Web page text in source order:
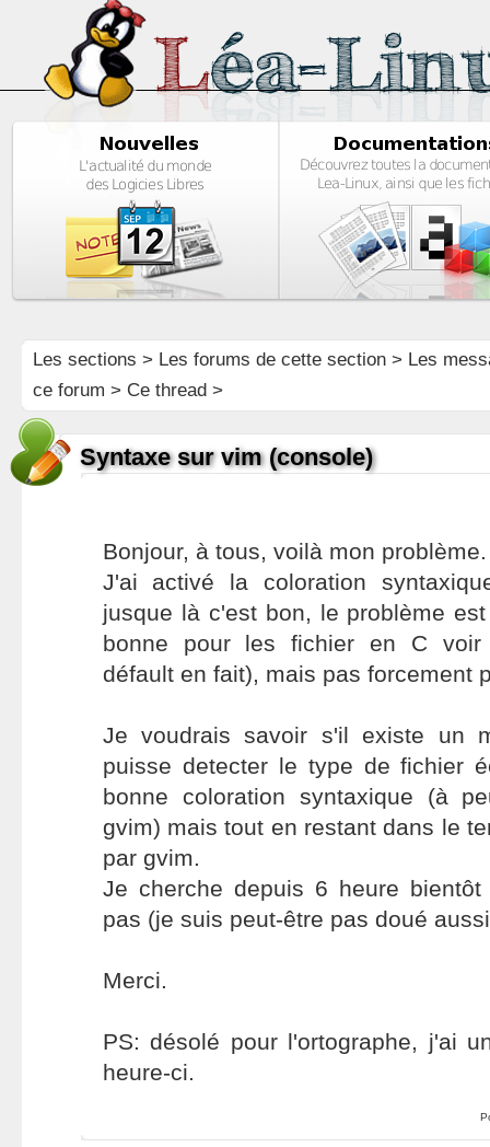
Les sections > Les forums de cette section> Les
ce forum > Ce thread >
Syntaxe sur vim (console)
Bonjour, à tous, voilà mon problème.
J'ai activé la coloration
jusque là c'est bon, le problème
bonne pour les fichier en C voir
défault en fait), mais pas forcement
Je voudrais savoir s'il existe un
puisse detecter le type de fichier
bonne coloration syntaxique (à
gvim) mais tout en restant dans le
par gvim.
Je cherche depuis 6 heure
pas (je suis peut-être pas doué
Merci.
PS: désolé pour l'ortographe, j'ai
heure-ci.